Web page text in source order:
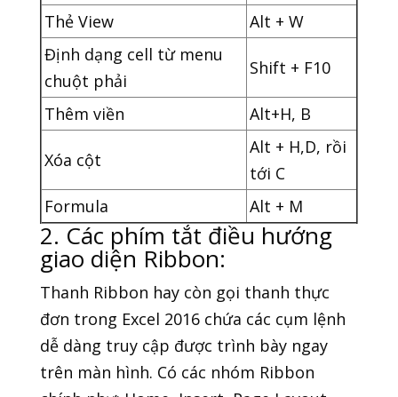
Thẻ View
Alt + W
Định dạng cell từ menu
chuột phải
Shift + F10
Thêm viền Alt+H, B
Xóa cột
Alt + H,D, rồi
tới C
Formula
Alt + M
2. Các phím tắt điều hướng
giao diện Ribbon:
Thanh Ribbon hay còn gọi thanh thực
đơn trong Excel 2016 chứa các cụm lệnh
dễ dàng truy cập được trình bày ngay
trên màn hình. Có các nhóm Ribbon